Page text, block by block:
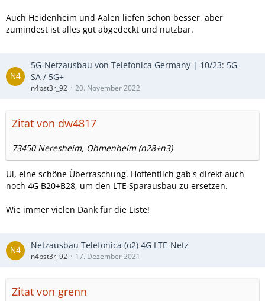
Auch Heidenheim und Aalen liefen schon besser, aber
zumindest ist alles gut abgedeckt und nutzbar.
5G-Netzausbau von Telefonica Germany | 10/23: 5G-
SA / 5G+
n4pst3r_92 20. November 2022
Zitat von dw4817
73450 Neresheim, Ohmenheim (n28+n3)
Ui, eine schöne Überraschung. Hoffentlich gab's direkt auch
noch 4G B20+B28, um den LTE Sparausbau zu ersetzen.
Wie immer vielen Dank für die Liste!
Netzausbau Telefonica (o2) 4G LTE-Netz
n4pst3r_92 17. Dezember 2021
Zitat von grenn